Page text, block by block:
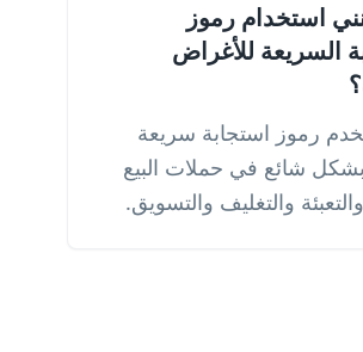
استخدام رموز
السريعة للأغراض
رموز استجابة سريعة
شائع في حملات البيع
والتغليف والتسويق.